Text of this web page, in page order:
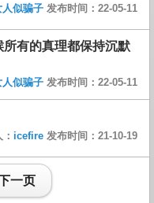
人似骗子 发布时间：22-05-11
有的真理都保持沉默
人似骗子 发布时间：22-05-11
icefire 发布时间：21-10-19
一页